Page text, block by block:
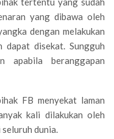
yang dibawa oleh
dengan melakukan
dapat disekat. Sungguh
apabila beranggapan
FB menyekat laman
kali dilakukan oleh
dunia.